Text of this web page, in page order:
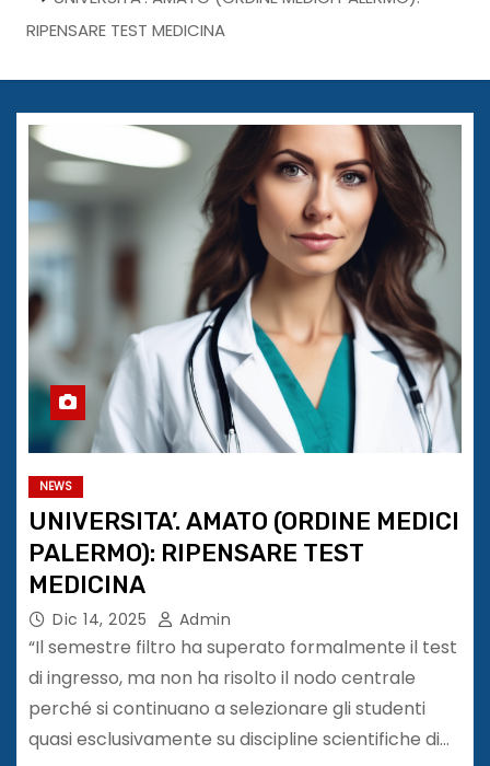
RIPENSARE TEST MEDICINA
NEWS
UNIVERSITA’. AMATO (ORDINE MEDICI
PALERMO): RIPENSARE TEST
MEDICINA
Dic 14, 2025 Admin
“Il semestre filtro ha superato formalmente il test
di ingresso, ma non ha risolto il nodo centrale
perché si continuano a selezionare gli studenti
quasi esclusivamente su discipline scientifiche di…